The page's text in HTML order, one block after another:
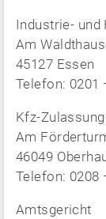
Industrie- und
Am
45127 Essen
Telefon: 0201
Kfz-
Am
46049
Telefon: 0208
Amtsgericht